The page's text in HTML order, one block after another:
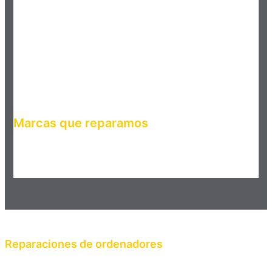
Marcas que reparamos
Reparaciones de ordenadores